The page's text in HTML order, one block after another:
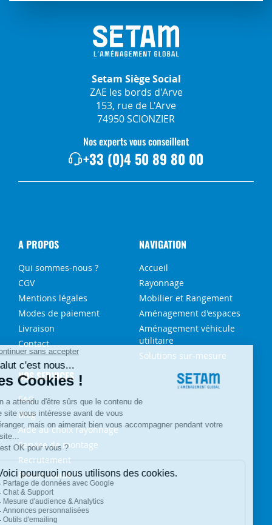
Setam Siège Social
ZAE les bords d'Arve
153, rue de L'Arve
74950 SCIONZIER
Nos experts vous conseillent
+33 (0)4 50 89 80 00
A PROPOS
Qui sommes-nous ?
CGV
Mentions légales
Modes de paiement
Livraison
Contact
NAVIGATION
Accueil
Rayonnage
Mobilier et Rangement
Aménagement d'espaces
Aménagement véhicule
utilitaire
Solutions sur-mesure
NOS SERVICES
FAQ
Blog
Aide au choix rayonnage
Service de montage
Recrutement
Besoin d'aide ?